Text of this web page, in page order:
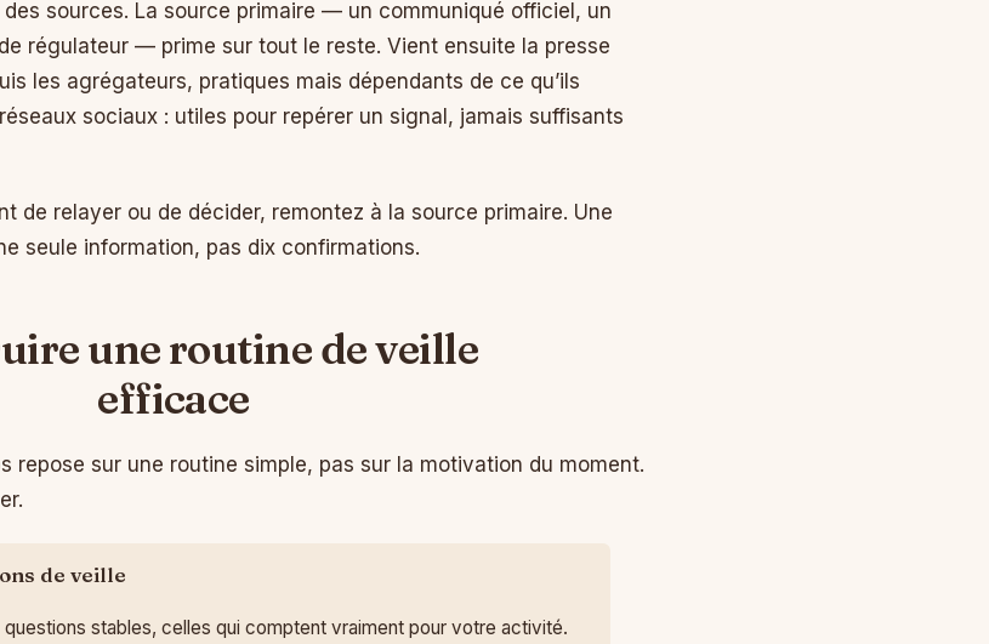
des sources. La source primaire — un communiqué officiel, un
régulateur — prime sur tout le reste. Vient ensuite la presse
les agrégateurs, pratiques mais dépendants de ce qu’ils
sociaux : utiles pour repérer un signal, jamais suffisants
de relayer ou de décider, remontez à la source primaire. Une
seule information, pas dix confirmations.
une routine de veille
efficace
repose sur une routine simple, pas sur la motivation du moment.
de veille
stables, celles qui comptent vraiment pour votre activité.